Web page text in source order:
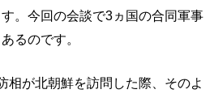
。今回の会談で3ヵ国の合同軍事
るのです。
相が北朝鮮を訪問した際、そのよ